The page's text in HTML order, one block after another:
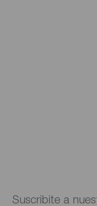
Suscribite a